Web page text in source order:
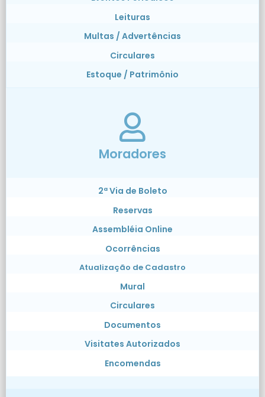
Leituras
Multas / Advertências
Circulares
Estoque / Patrimônio
Moradores
2ª Via de Boleto
Reservas
Assembléia Online
Ocorrências
Atualização de Cadastro
Mural
Circulares
Documentos
Visitates Autorizados
Encomendas